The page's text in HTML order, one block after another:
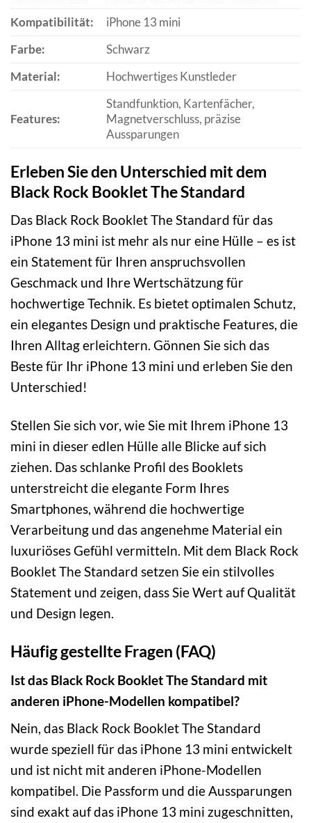
Kompatibilität:
iPhone 13 mini
Farbe:
Schwarz
Material:
Hochwertiges Kunstleder
Features:
Standfunktion, Kartenfächer,
Magnetverschluss, präzise
Aussparungen
Erleben Sie den Unterschied mit dem
Black Rock Booklet The Standard
Das Black Rock Booklet The Standard für das
iPhone 13 mini ist mehr als nur eine Hülle – es ist
ein Statement für Ihren anspruchsvollen
Geschmack und Ihre Wertschätzung für
hochwertige Technik. Es bietet optimalen Schutz,
ein elegantes Design und praktische Features, die
Ihren Alltag erleichtern. Gönnen Sie sich das
Beste für Ihr iPhone 13 mini und erleben Sie den
Unterschied!
Stellen Sie sich vor, wie Sie mit Ihrem iPhone 13
mini in dieser edlen Hülle alle Blicke auf sich
ziehen. Das schlanke Profil des Booklets
unterstreicht die elegante Form Ihres
Smartphones, während die hochwertige
Verarbeitung und das angenehme Material ein
luxuriöses Gefühl vermitteln. Mit dem Black Rock
Booklet The Standard setzen Sie ein stilvolles
Statement und zeigen, dass Sie Wert auf Qualität
und Design legen.
Häufig gestellte Fragen (FAQ)
Ist das Black Rock Booklet The Standard mit
anderen iPhone-Modellen kompatibel?
Nein, das Black Rock Booklet The Standard
wurde speziell für das iPhone 13 mini entwickelt
und ist nicht mit anderen iPhone-Modellen
kompatibel. Die Passform und die Aussparungen
sind exakt auf das iPhone 13 mini zugeschnitten,